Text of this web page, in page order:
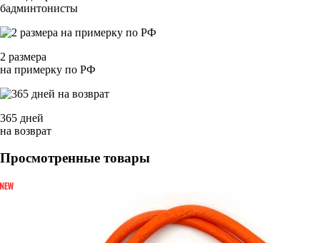
бадминтонисты
2 размера
на примерку по РФ
365 дней
на возврат
Просмотренные товары